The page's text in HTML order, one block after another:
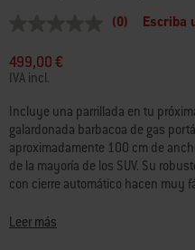
Enlace
en
la
misma
página.
(0) Escriba
499,00 €
IVA incl.
Incluye una parrillada en tu
galardonada barbacoa de gas
aproximadamente 100 cm de
de la mayoría de los SUV. Su
con cierre automático hacen muy
espacio para dar de comer a todo
Leer más